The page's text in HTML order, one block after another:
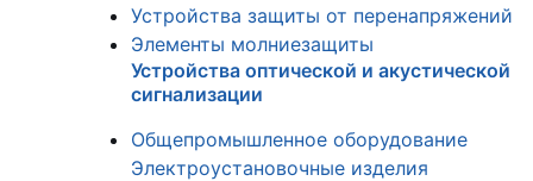
Устройства защиты от перенапряжений
Элементы молниезащиты
Устройства оптической и акустической
сигнализации
Общепромышленное оборудование
Электроустановочные изделия